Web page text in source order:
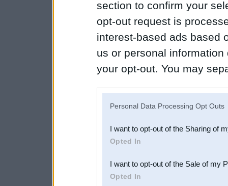
section to confirm your
opt-out request is
interest-based ads based
us or personal
your opt-out. You may
Downstream Participants
third parties.
Personal Data Processing Opt Outs
I want to opt-out of the Sharing of
Opted In
I want to opt-out of the Sale of my
Opted In